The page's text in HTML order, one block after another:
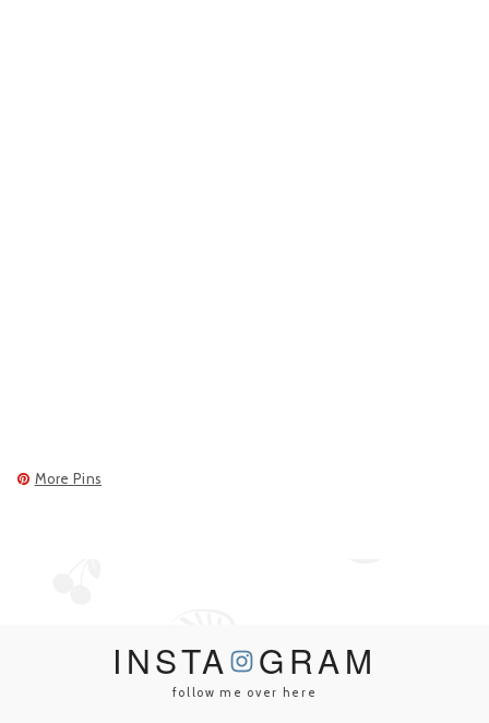
More Pins
INSTA GRAM
follow me over here